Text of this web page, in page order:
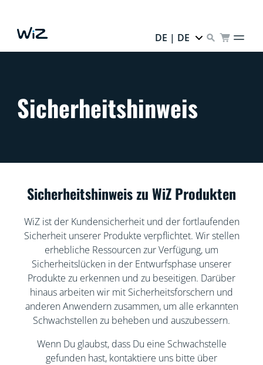
DE | DE
Sicherheitshinweis
Sicherheitshinweis zu WiZ Produkten
WiZ ist der Kundensicherheit und der fortlaufenden
Sicherheit unserer Produkte verpflichtet. Wir stellen
erhebliche Ressourcen zur Verfügung, um
Sicherheitslücken in der Entwurfsphase unserer
Produkte zu erkennen und zu beseitigen. Darüber
hinaus arbeiten wir mit Sicherheitsforschern und
anderen Anwendern zusammen, um alle erkannten
Schwachstellen zu beheben und auszubessern.
Wenn Du glaubst, dass Du eine Schwachstelle
gefunden hast, kontaktiere uns bitte über